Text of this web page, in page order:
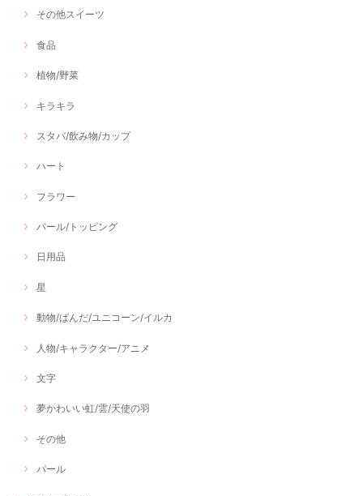
その他スイーツ
食品
植物/野菜
キラキラ
スタバ/飲み物/カップ
ハート
フラワー
パール/トッピング
日用品
星
動物/ぱんだ/ユニコーン/イルカ
人物/キャラクター/アニメ
文字
夢かわいい虹/雲/天使の羽
その他
パール